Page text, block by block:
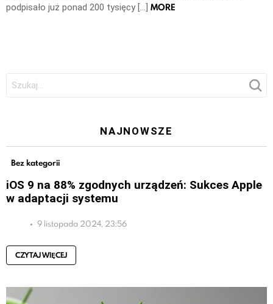
podpisało już ponad 200 tysięcy […] MORE
Szukaj:
NAJNOWSZE
Bez kategorii
iOS 9 na 88% zgodnych urządzeń: Sukces Apple
w adaptacji systemu
9 listopada 2024, 23:56
CZYTAJ WIĘCEJ